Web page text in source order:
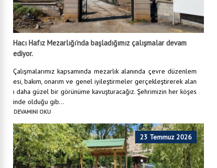
Hacı Hafız Mezarlığı’nda başladığımız çalışmalar devam
ediyor.
Çalışmalarımız kapsamında mezarlık alanında çevre düzenlem
esi, bakım, onarım ve genel iyileştirmeler gerçekleştirerek alan
ı daha güzel bir görünüme kavuşturacağız. Şehrimizin her köşes
inde olduğu gib...
DEVAMINI OKU
23 Temmuz 2026